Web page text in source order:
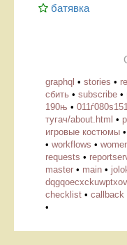
батявка
graphql • stories •
сбить • subscribe •
190њ •
тугач/about.html •
игровые костюмы •
• workflows •
requests •
master • main •
dqgqoecxckuwptxov
checklist • callback
•